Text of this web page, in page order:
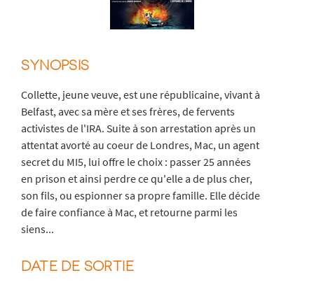
SYNOPSIS
Collette, jeune veuve, est une républicaine, vivant à
Belfast, avec sa mère et ses frères, de fervents
activistes de l'IRA. Suite à son arrestation après un
attentat avorté au coeur de Londres, Mac, un agent
secret du MI5, lui offre le choix : passer 25 années
en prison et ainsi perdre ce qu'elle a de plus cher,
son fils, ou espionner sa propre famille. Elle décide
de faire confiance à Mac, et retourne parmi les
siens...
DATE DE SORTIE